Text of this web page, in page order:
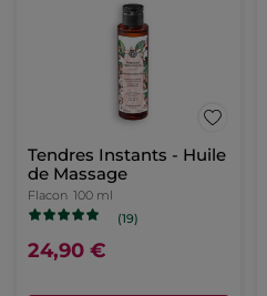
Tendres Instants - Huile
de Massage
Flacon 100 ml
(19)
24,90 €